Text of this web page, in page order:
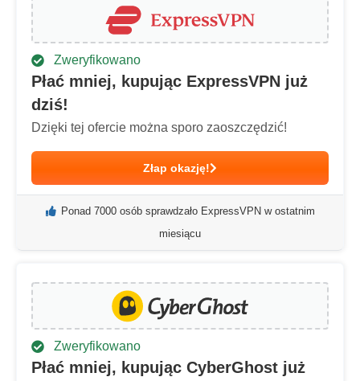
Zweryfikowano
Płać mniej, kupując ExpressVPN już
dziś!
Dzięki tej ofercie można sporo zaoszczędzić!
Złap okazję!
Ponad 7000 osób sprawdzało ExpressVPN w ostatnim
miesiącu
Zweryfikowano
Płać mniej, kupując CyberGhost już